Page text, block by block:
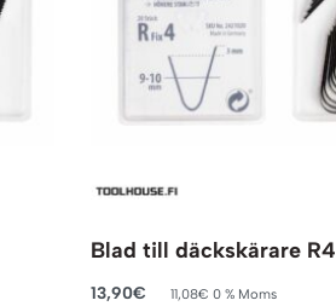
Blad till däckskärare R4
13,90€ 11,08€ 0 % Moms